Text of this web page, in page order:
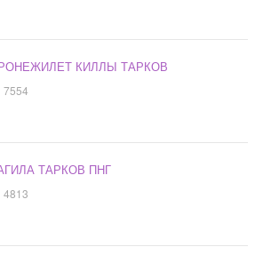
КИЛЛЫ ТАРКОВ
7554
ТАРКОВ ПНГ
4813